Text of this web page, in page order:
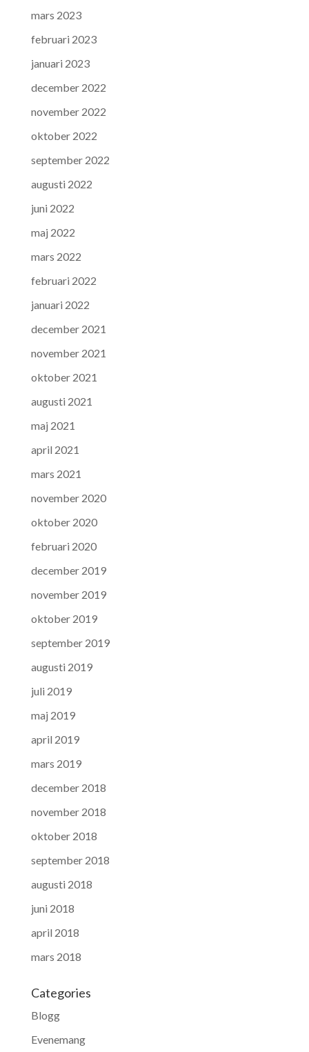
mars 2023
februari 2023
januari 2023
december 2022
november 2022
oktober 2022
september 2022
augusti 2022
juni 2022
maj 2022
mars 2022
februari 2022
januari 2022
december 2021
november 2021
oktober 2021
augusti 2021
maj 2021
april 2021
mars 2021
november 2020
oktober 2020
februari 2020
december 2019
november 2019
oktober 2019
september 2019
augusti 2019
juli 2019
maj 2019
april 2019
mars 2019
december 2018
november 2018
oktober 2018
september 2018
augusti 2018
juni 2018
april 2018
mars 2018
Categories
Blogg
Evenemang